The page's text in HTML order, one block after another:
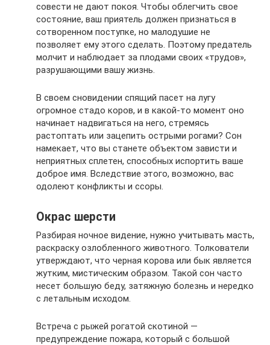
совести не дают покоя. Чтобы облегчить свое
состояние, ваш приятель должен признаться в
сотворенном поступке, но малодушие не
позволяет ему этого сделать. Поэтому предатель
молчит и наблюдает за плодами своих «трудов»,
разрушающими вашу жизнь.
В своем сновидении спящий пасет на лугу
огромное стадо коров, и в какой-то момент оно
начинает надвигаться на него, стремясь
растоптать или зацепить острыми рогами? Сон
намекает, что вы станете объектом зависти и
неприятных сплетен, способных испортить ваше
доброе имя. Вследствие этого, возможно, вас
одолеют конфликты и ссоры.
Окрас шерсти
Разбирая ночное видение, нужно учитывать масть,
раскраску озлобленного животного. Толкователи
утверждают, что черная корова или бык является
жутким, мистическим образом. Такой сон часто
несет большую беду, затяжную болезнь и нередко
с летальным исходом.
Встреча с рыжей рогатой скотиной —
предупреждение пожара, который с большой